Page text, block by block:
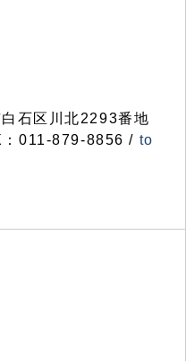
石区川北2293番地
011-879-8856 / to